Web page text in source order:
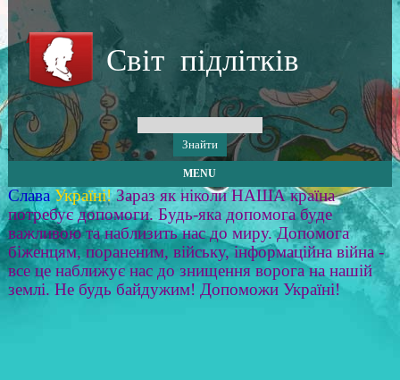
Світ підлітків
MENU
Слава Україні! Зараз як ніколи НАША країна
потребує допомоги. Будь-яка допомога буде
важливою та наблизить нас до миру. Допомога
біженцям, пораненим, війську, інформаційна війна -
все це наближує нас до знищення ворога на нашій
землі. Не будь байдужим! Допоможи Україні!